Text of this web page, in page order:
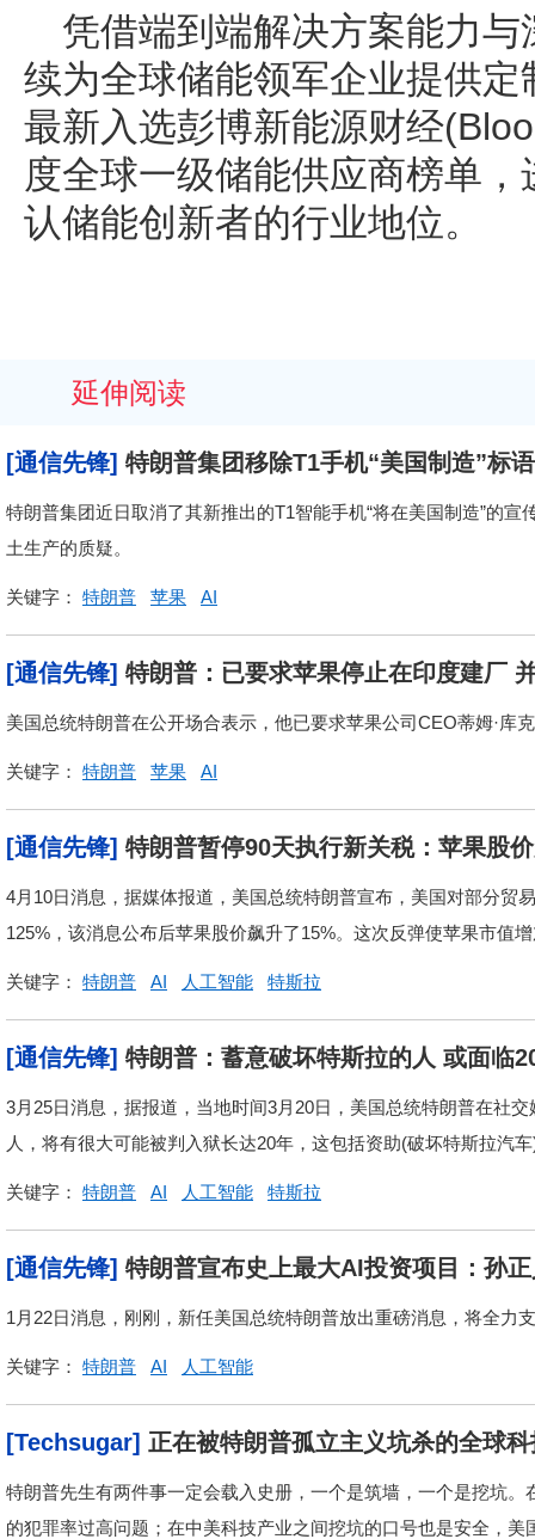
凭借端到端解决方案能力
续为全球储能领军企业提供
最新入选彭博新能源财经
度全球一级储能供应商榜单
认储能创新者的行业地位。
延伸阅读
[通信先锋] 特朗普集团移除T1手机“美国制造”标
特朗普集团近日取消了其新推出的T1智能手机“将在美国制造”的
土生产的质疑。
关键字： 特朗普 苹果 AI
[通信先锋] 特朗普：已要求苹果停止在印度建厂
美国总统特朗普在公开场合表示，他已要求苹果公司CEO蒂姆·库
关键字： 特朗普 苹果 AI
[通信先锋] 特朗普暂停90天执行新关税：苹果股
4月10日消息，据媒体报道，美国总统特朗普宣布，美国对部分贸
125%，该消息公布后苹果股价飙升了15%。这次反弹使苹果市值
关键字： 特朗普 AI 人工智能 特斯拉
[通信先锋] 特朗普：蓄意破坏特斯拉的人 或面临
3月25日消息，据报道，当地时间3月20日，美国总统特朗普在社
人，将有很大可能被判入狱长达20年，这包括资助(破坏特斯拉汽
关键字： 特朗普 AI 人工智能 特斯拉
[通信先锋] 特朗普宣布史上最大AI投资项目：孙
1月22日消息，刚刚，新任美国总统特朗普放出重磅消息，将全力
关键字： 特朗普 AI 人工智能
[Techsugar] 正在被特朗普孤立主义坑杀的全球
特朗普先生有两件事一定会载入史册，一个是筑墙，一个是挖坑
的犯罪率过高问题；在中美科技产业之间挖坑的口号也是安全，